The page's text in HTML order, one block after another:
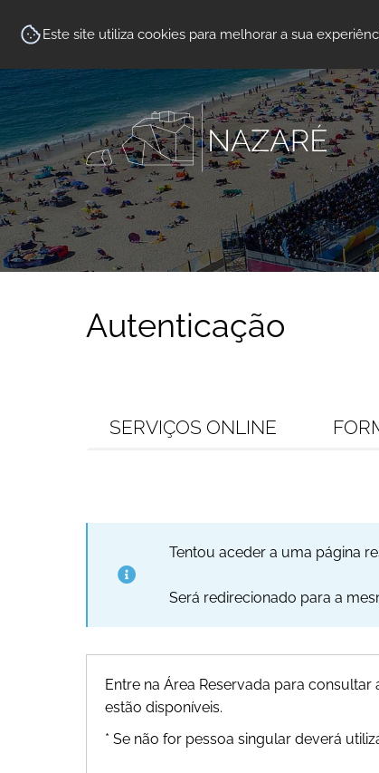
Este site utiliza cookies para melhorar a sua
Autenticação
SERVIÇOS ONLINE
Tentou aceder a uma página
Será redirecionado para a
Entre na Área Reservada para
estão disponíveis.
* Se não for pessoa singular deverá